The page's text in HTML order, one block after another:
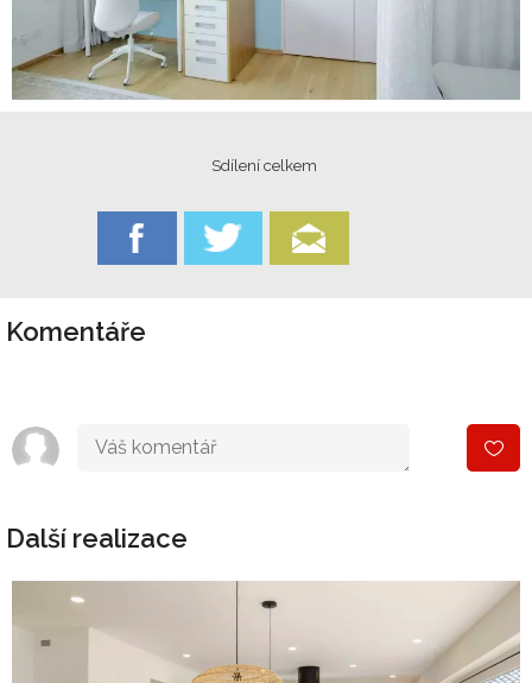
Sdílení celkem
Komentáře
Další realizace